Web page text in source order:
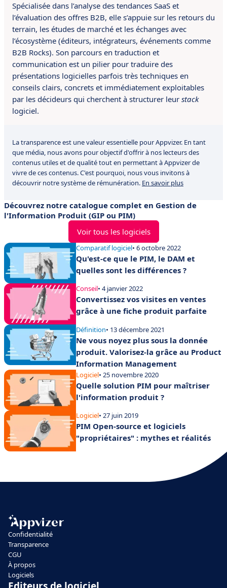
Spécialisée dans l’analyse des tendances SaaS et
l’évaluation des offres B2B, elle s’appuie sur les retours du
terrain, les études de marché et les échanges avec
l’écosystème (éditeurs, intégrateurs, événements comme
B2B Rocks). Son parcours en traduction et
communication est un pilier pour traduire des
présentations logicielles parfois très techniques en
conseils clairs, concrets et immédiatement exploitables
par les décideurs qui cherchent à structurer leur stack
logiciel.
La transparence est une valeur essentielle pour Appvizer. En tant
que média, nous avons pour objectif d'offrir à nos lecteurs des
contenus utiles et de qualité tout en permettant à Appvizer de
vivre de ces contenus. C'est pourquoi, nous vous invitons à
découvrir notre système de rémunération. En savoir plus
Découvrez notre catalogue complet en Gestion de
l'Information Produit (GIP ou PIM)
Voir tous les logiciels
Comparatif logiciel• 6 octobre 2022
Qu'est-ce que le PIM, le DAM et
quelles sont les différences ?
Conseil• 4 janvier 2022
Convertissez vos visites en ventes
grâce à une fiche produit parfaite
Définition• 13 décembre 2021
Ne vous noyez plus sous la donnée
produit. Valorisez-la grâce au Product
Information Management
Logiciel• 25 novembre 2020
Quelle solution PIM pour maîtriser
l'information produit ?
Logiciel• 27 juin 2019
PIM Open-source et logiciels
"propriétaires" : mythes et réalités
Confidentialité
Transparence
CGU
À propos
Logiciels